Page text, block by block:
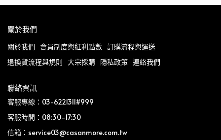
關於我們
關於我們 會員制度與紅利點數 訂購流程與運送
退換貨流程與規則 大宗採購 隱私政策 連絡我們
聯絡資訊
客服專線：03-6221311#999
客服時間：08:30-17:30
信箱：service03@casanmore.com.tw